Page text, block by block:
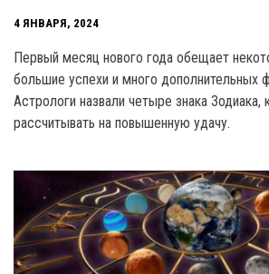
4 ЯНВАРЯ, 2024
Первый месяц нового года обещает
большие успехи и много дополнительных
Астрологи назвали четыре знака Зодиака,
рассчитывать на повышенную удачу.